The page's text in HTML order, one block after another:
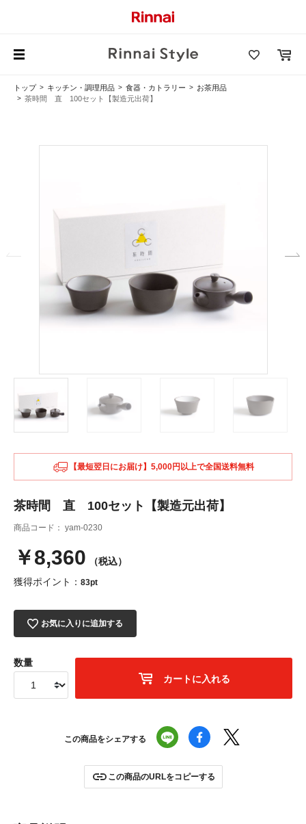
トップ キッチン・調理用品 食器・カトラリー
お茶用品
茶時間 直 100セット【製造元出荷】
【最短翌日にお届け】5,000円以上で全国送料無料
茶時間 直 100セット【製造元出荷】
商品コード： yam-0230
￥8,360 （税込）
獲得ポイント： 83pt
お気に入りに追加する
数量
カートに入れる
この商品をシェアする
この商品のURLをコピーする